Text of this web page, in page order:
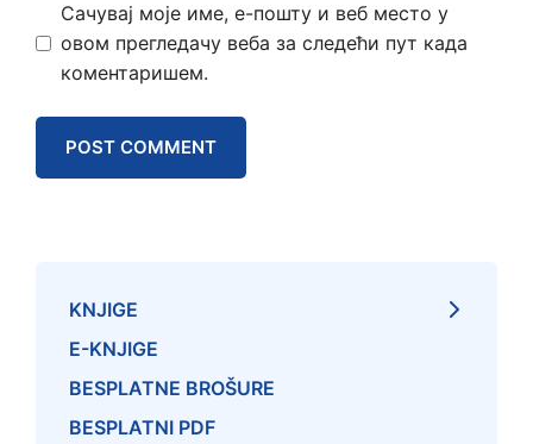
Сачувај моје име, е-пошту и веб место у
овом прегледачу веба за следећи пут када
коментаришем.
KNJIGE
E-KNJIGE
BESPLATNE BROŠURE
BESPLATNI PDF